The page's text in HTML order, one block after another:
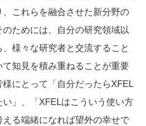
これらを融合させた新分野の
ためには、自分の研究領域以
様々な研究者と交流すること
知見を積み重ねることが重要
にとって「自分だったらXFEL
」、「XFELはこういう使い方
る端緒になれば望外の幸せで